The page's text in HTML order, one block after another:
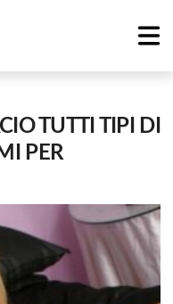
TUTTI TIPI DI
PER